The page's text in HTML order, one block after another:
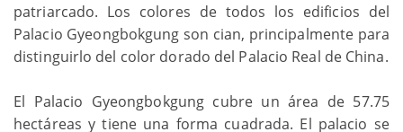
patriarcado. Los colores de todos los edificios del
Palacio Gyeongbokgung son cian, principalmente para
distinguirlo del color dorado del Palacio Real de China.
El Palacio Gyeongbokgung cubre un área de 57.75
hectáreas y tiene una forma cuadrada. El palacio se